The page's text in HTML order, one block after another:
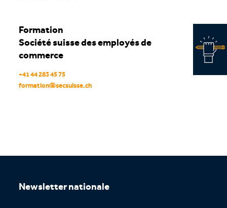
Formation
Société suisse des employés de
commerce
+41 44 283 45 75
formation@secsuisse.ch
Newsletter nationale